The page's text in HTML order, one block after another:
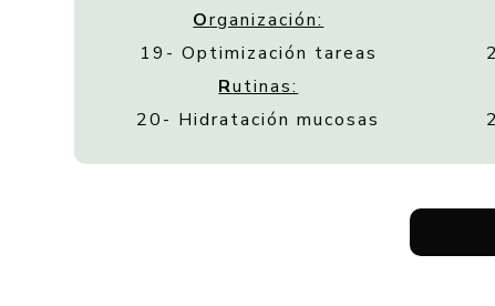
Organización:
19- Optimización tareas
Rutinas:
20- Hidratación mucosas